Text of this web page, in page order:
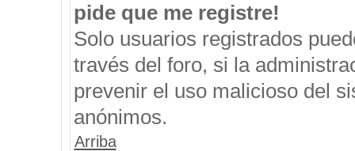
pide que me registre!
Solo usuarios registrados
través del foro, si la
prevenir el uso malicioso del
anónimos.
Arriba